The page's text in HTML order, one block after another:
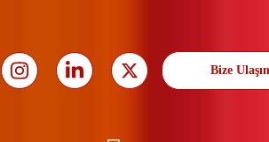
Bize Ulaşın